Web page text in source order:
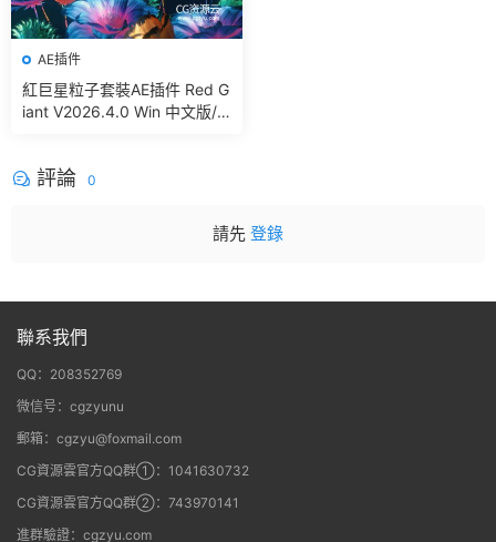
AE插件
紅巨星粒子套裝AE插件 Red G
iant V2026.4.0 Win 中文版/
評論 0
請先 登錄
聯系我們
QQ：208352769
微信号：cgzyunu
郵箱：cgzyu@foxmail.com
CG資源雲官方QQ群①：1041630732
CG資源雲官方QQ群②：743970141
進群驗證：cgzyu.com